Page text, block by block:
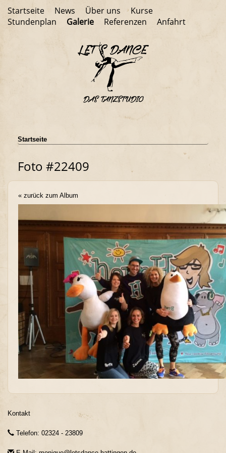
Startseite News Über uns
Kurse
Stundenplan
Galerie Referenzen Anfahrt
Startseite
Foto #22409
« zurück zum Album
Kontakt
Telefon: 02324 - 23809